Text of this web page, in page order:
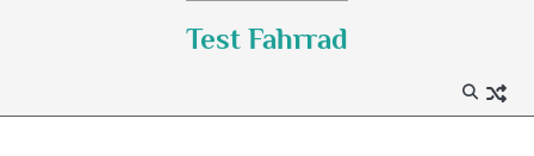
Test Fahrrad